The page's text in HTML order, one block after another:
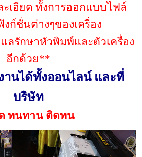
เอียด ทั้งการออกแบบไฟล์
ก์ชั่นต่างๆของเครื่อง
ลรักษาหัวพิมพ์และตัวเครื่อง
อีกด้วย**
านได้ทั้งออนไลน์ และที่
บริษัท
ทนทาน ติดทน